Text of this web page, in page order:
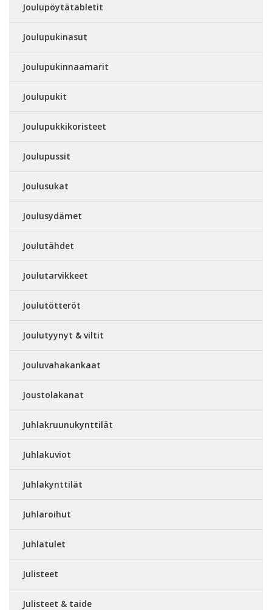
Joulupöytätabletit
Joulupukinasut
Joulupukinnaamarit
Joulupukit
Joulupukkikoristeet
Joulupussit
Joulusukat
Joulusydämet
Joulutähdet
Joulutarvikkeet
Joulutötteröt
Joulutyynyt & viltit
Jouluvahakankaat
Joustolakanat
Juhlakruunukynttilät
Juhlakuviot
Juhlakynttilät
Juhlaroihut
Juhlatulet
Julisteet
Julisteet & taide